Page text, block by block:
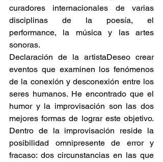
curadores internacionales de varias
disciplinas de la poesía, el
performance, la música y las artes
sonoras.
Declaración de la artistaDeseo crear
eventos que examinen los fenómenos
de la conexión y desconexión entre los
seres humanos. He encontrado que el
humor y la improvisación son las dos
mejores formas de lograr este objetivo.
Dentro de la improvisación reside la
posibilidad omnipresente de error y
fracaso: dos circunstancias en las que